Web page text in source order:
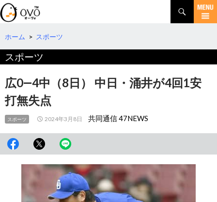
検
索
コ
テ
へ
動
ホーム > スポーツ
スポーツ
広0―4中（8日） 中日・涌井が4回1安
打無失点
スポーツ 2024年3月8日 共同通信 47NEWS